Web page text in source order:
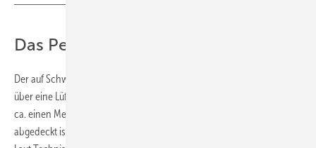
Das Pelletlager normgerecht lüften
Der auf Schweigmatt unterirdisch eingebaute Ovalbehälter verfügt
über eine Lüftungsleitung DN 200, die in der Nähe des Saaleingangs
ca. einen Meter über Gelände mit einer schlagregensicheren Haube
abgedeckt ist. Dies entspricht den Vorgaben der VDI-Richtlinie 3464.